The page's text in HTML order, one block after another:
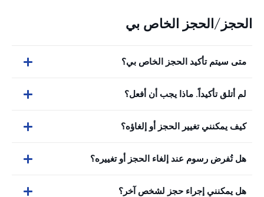
الحجز/الحجز الخاص بي
متى سيتم تأكيد الحجز الخاص بي؟
لم أتلق تأكيداً. ماذا يجب أن أفعل؟
كيف يمكنني تغيير الحجز أو إلغاؤه؟
هل تُفرض رسوم عند إلغاء الحجز أو تغييره؟
هل يمكنني إجراء حجز لشخص آخر؟